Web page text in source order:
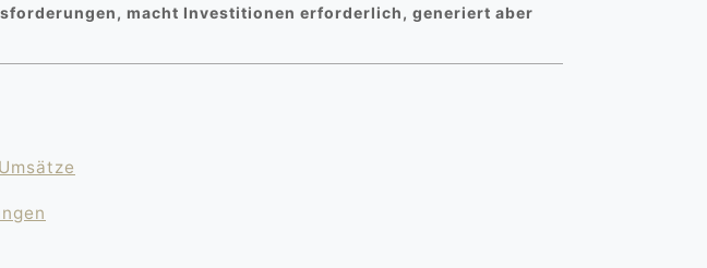
macht Investitionen erforderlich, generiert aber